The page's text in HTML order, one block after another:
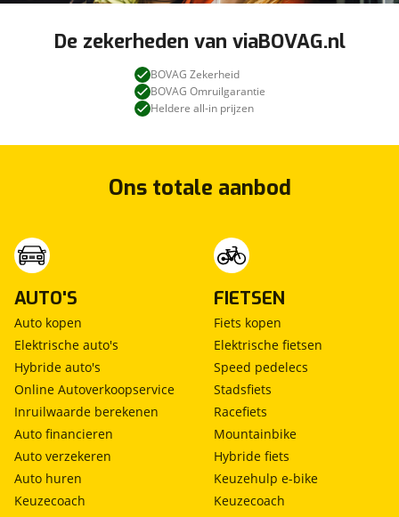
De zekerheden van viaBOVAG.nl
BOVAG Zekerheid
BOVAG Omruilgarantie
Heldere all-in prijzen
Ons totale aanbod
AUTO'S
Auto kopen
Elektrische auto's
Hybride auto's
Online Autoverkoopservice
Inruilwaarde berekenen
Auto financieren
Auto verzekeren
Auto huren
Keuzecoach
FIETSEN
Fiets kopen
Elektrische fietsen
Speed pedelecs
Stadsfiets
Racefiets
Mountainbike
Hybride fiets
Keuzehulp e-bike
Keuzecoach